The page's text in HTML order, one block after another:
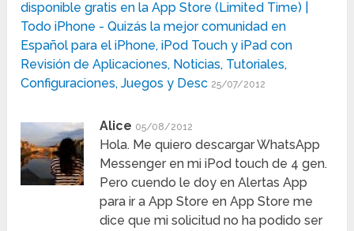
disponible gratis en la App Store (Limited Time) |
Todo iPhone - Quizás la mejor comunidad en
Español para el iPhone, iPod Touch y iPad con
Revisión de Aplicaciones, Noticias, Tutoriales,
Configuraciones, Juegos y Desc 25/07/2012
Alice 05/08/2012
Hola. Me quiero descargar WhatsApp
Messenger en mi iPod touch de 4 gen.
Pero cuendo le doy en Alertas App
para ir a App Store en App Store me
dice que mi solicitud no ha podido ser